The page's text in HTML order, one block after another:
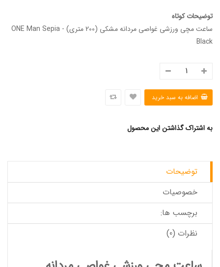
توضیحات کوتاه
ساعت مچی ورزشی غواصی مردانه مشکی (200 متری) - ONE Man Sepia
Black
به اشتراک گذاشتن این محصول
توضیحات
خصوصیات
برچسب ها:
نظرات (0)